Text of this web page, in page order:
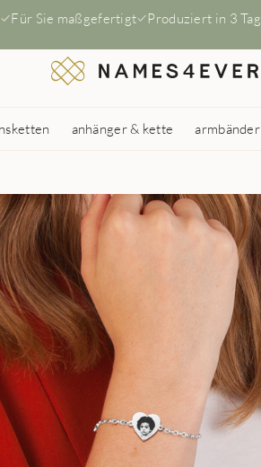
Für Sie maßgefertigt Produziert in 3
anhänger & kette